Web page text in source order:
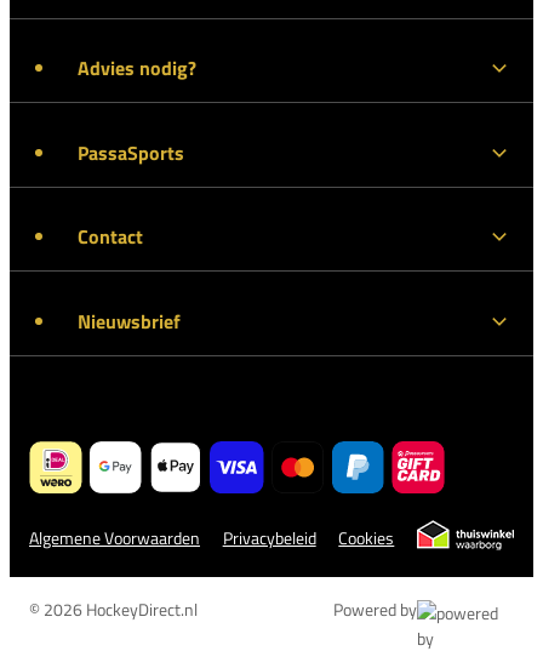
Advies nodig?
PassaSports
Contact
Nieuwsbrief
Algemene Voorwaarden Privacybeleid Cookies
© 2026 HockeyDirect.nl Powered by